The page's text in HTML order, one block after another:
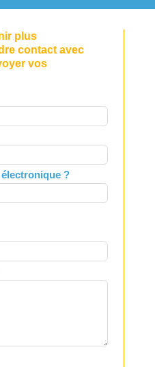
plus
contact avec
vos
?